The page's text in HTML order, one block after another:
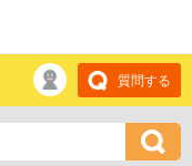
質問する